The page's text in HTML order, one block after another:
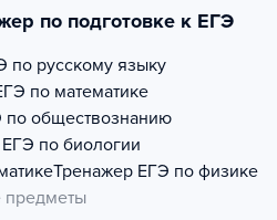
по подготовке к ЕГЭ
по русскому языку
по математике
по обществознанию
ЕГЭ по биологии
Тренажер ЕГЭ по физике
предметы